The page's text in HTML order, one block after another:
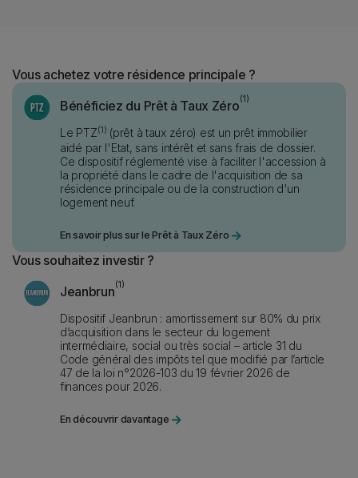
Fiscality items
Vous achetez votre résidence principale ?
Fiscality item
Icon
Image Bénéficiez du Prêt à Taux Zéro(1)
Description
Le PTZ(1) (prêt à taux zéro) est un prêt immobilier
aidé par l'Etat, sans intérêt et sans frais de dossier.
Ce dispositif réglementé vise à faciliter l'accession à
la propriété dans le cadre de l'acquisition de sa
résidence principale ou de la construction d'un
logement neuf.
Link
En savoir plus sur le Prêt à Taux Zéro
Vous souhaitez investir ?
Fiscality item
Icon
Image Jeanbrun(1)
Description
Dispositif Jeanbrun : amortissement sur 80% du prix
d’acquisition dans le secteur du logement
intermédiaire, social ou très social – article 31 du
Code général des impôts tel que modifié par l’article
47 de la loi n°2026-103 du 19 février 2026 de
finances pour 2026.
Link
En découvrir davantage